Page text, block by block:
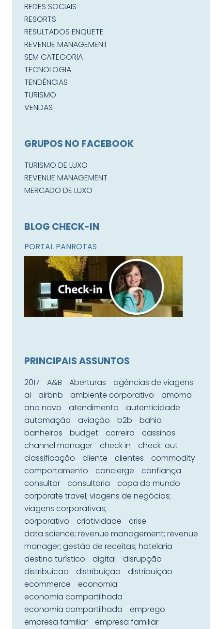
REDES SOCIAIS
RESORTS
RESULTADOS ENQUETE
REVENUE MANAGEMENT
SEM CATEGORIA
TECNOLOGIA
TENDÊNCIAS
TURISMO
VENDAS
GRUPOS NO FACEBOOK
TURISMO DE LUXO
REVENUE MANAGEMENT
MERCADO DE LUXO
BLOG CHECK-IN
PORTAL PANROTAS
PRINCIPAIS ASSUNTOS
2017 A&B Aberturas
agências de viagens
ai
airbnb ambiente corporativo
amoma
ano novo
atendimento
autenticidade
automação
aviação b2b
bahia
banheiros
budget carreira
cassinos
channel manager
check in
check-out
classificação
cliente clientes
commodity
comportamento
concierge
confiança
consultor
consultoria
copa do mundo
corporate travel; viagens de negócios;
viagens corporativas;
corporativo
criatividade
crise
data science; revenue management; revenue
manager; gestão de receitas; hotelaria
destino turístico
digital
disrupção
distribuicao
distribuição
distribuição
ecommerce
economia
economia compartilhada
economia compartilhada
emprego
empresa familiar
empresa familiar